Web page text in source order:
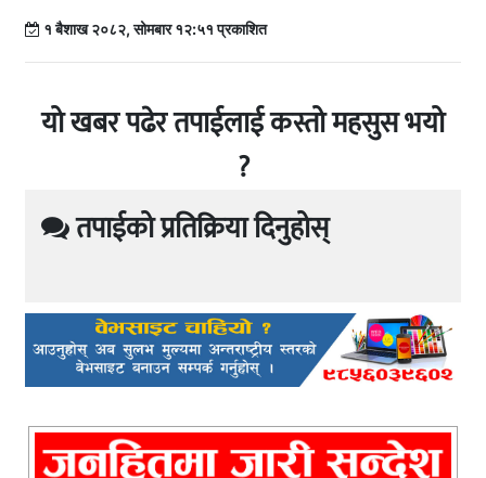
१ बैशाख २०८२, सोमबार १२:५१ प्रकाशित
यो खबर पढेर तपाईलाई कस्तो महसुस भयो
?
तपाईको प्रतिक्रिया दिनुहोस्